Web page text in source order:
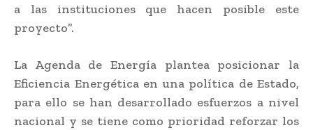
a las instituciones que hacen posible este
proyecto”.
La Agenda de Energía plantea posicionar la
Eficiencia Energética en una política de Estado,
para ello se han desarrollado esfuerzos a nivel
nacional y se tiene como prioridad reforzar los